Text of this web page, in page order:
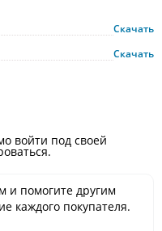
Скачать
Скачать
войти под своей
и помогите другим
каждого покупателя.